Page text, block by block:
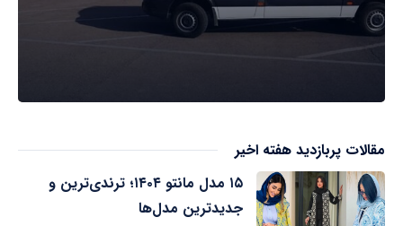
مقالات پربازدید هفته اخیر
۱۵ مدل مانتو ۱۴۰۴؛ ترندی‌ترین و
جدیدترین مدل‌ها